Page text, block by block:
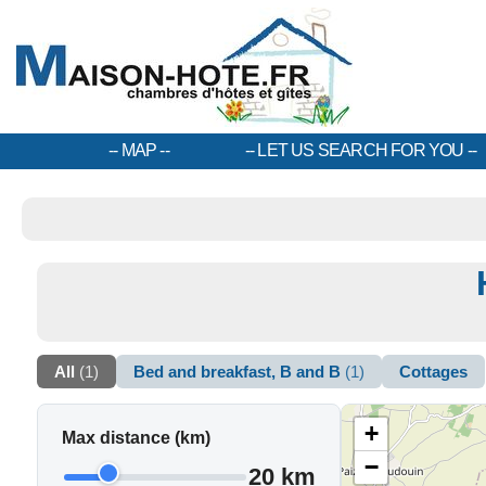
MAP LET US SEARCH FOR YOU
All (1) Bed and breakfast, B and B (1) Cottages
Max distance (km)
20 km
+
−